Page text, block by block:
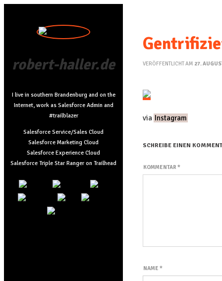
robert-haller.de
I live in southern Brandenburg and on the
Internet, work as Salesforce Admin and
#trailblazer
Salesforce Service/Sales Cloud
Salesforce Marketing Cloud
Salesforce Experience Cloud
Salesforce Triple Star Ranger on Trailhead
VERÖFFENTLICHT AM 27.
via Instagram
SCHREIBE EINEN
KOMMENTAR *
NAME *